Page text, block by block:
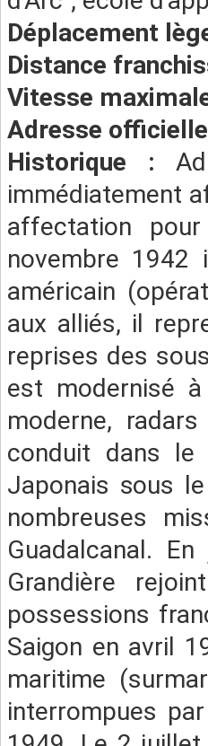
Déplacement
Distance
Vitesse
Adresse
Historique :
immédiatement
affectation
novembre 1942
américain
aux alliés, il
reprises des
est modernisé
moderne,
conduit dans
Japonais sous
nombreuses
Guadalcanal.
Grandière
possessions
Saigon en avril
maritime
interrompues